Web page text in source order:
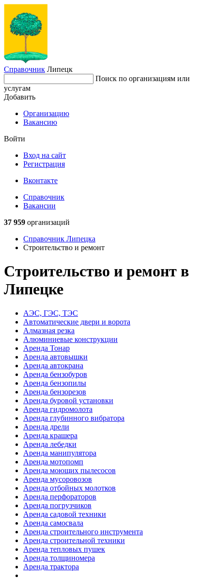
Справочник Липецк
Поиск по организациям или
услугам
Добавить
Организацию
Вакансию
Войти
Вход на сайт
Регистрация
Вконтакте
Справочник
Вакансии
37 959 организаций
Справочник Липецка
Строительство и ремонт
Строительство и ремонт в
Липецке
АЭС, ГЭС, ТЭС
Автоматические двери и ворота
Алмазная резка
Алюминиевые конструкции
Аренда Тонар
Аренда автовышки
Аренда автокрана
Аренда бензобуров
Аренда бензопилы
Аренда бензорезов
Аренда буровой установки
Аренда гидромолота
Аренда глубинного вибратора
Аренда дрели
Аренда крашера
Аренда лебедки
Аренда манипулятора
Аренда мотопомп
Аренда моющих пылесосов
Аренда мусоровозов
Аренда отбойных молотков
Аренда перфораторов
Аренда погрузчиков
Аренда садовой техники
Аренда самосвала
Аренда строительного инструмента
Аренда строительной техники
Аренда тепловых пушек
Аренда толщиномера
Аренда трактора